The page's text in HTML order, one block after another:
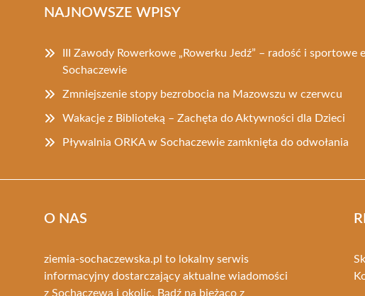
NAJNOWSZE WPISY
III Zawody Rowerkowe „Rowerku Jedź” – radość i sportowe
Sochaczewie
Zmniejszenie stopy bezrobocia na Mazowszu w czerwcu
Wakacje z Biblioteką – Zachęta do Aktywności dla Dzieci
Pływalnia ORKA w Sochaczewie zamknięta do odwołania
O NAS
ziemia-sochaczewska.pl to lokalny serwis
informacyjny dostarczający aktualne wiadomości
z Sochaczewa i okolic. Bądź na bieżąco z